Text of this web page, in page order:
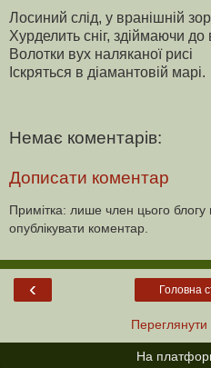
Лосиний слід, у вранішній
Хурделить сніг, здіймаючи до
Волотки вух наляканої рисі
Іскряться в діамантовій марі.
Немає коментарів:
Дописати коментар
Примітка: лише член цього
опублікувати коментар.
‹ Головна
Переглянути
На